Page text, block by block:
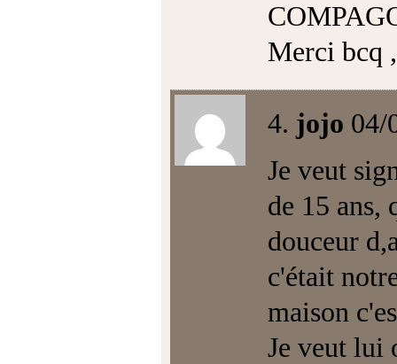
Merci bcq
4. jojo 04/
Je veut
de 15 ans,
douceur
c'était
maison
Je veut lui